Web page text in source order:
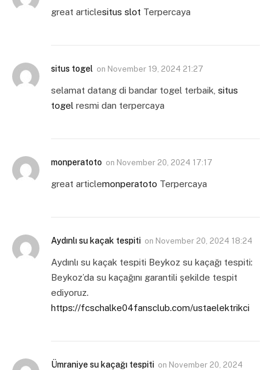
great articlesitus slot Terpercaya
situs togel on November 19, 2024 21:27
selamat datang di bandar togel terbaik, situs
togel resmi dan terpercaya
monperatoto on November 20, 2024 17:17
great articlemonperatoto Terpercaya
Aydınlı su kaçak tespiti on November 20, 2024 18:24
Aydınlı su kaçak tespiti Beykoz su kaçağı tespiti:
Beykoz’da su kaçağını garantili şekilde tespit
ediyoruz.
https://fcschalke04fansclub.com/ustaelektrikci
Ümraniye su kaçağı tespiti on November 20, 2024